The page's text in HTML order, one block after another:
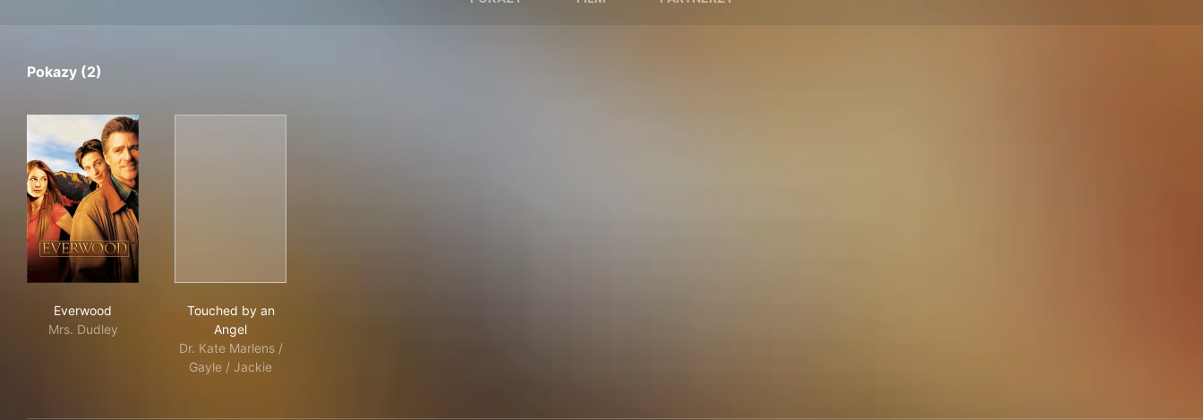
Pokazy (2)
Everwood
Mrs. Dudley
Touched by an
Angel
Dr. Kate Marlens /
Gayle / Jackie